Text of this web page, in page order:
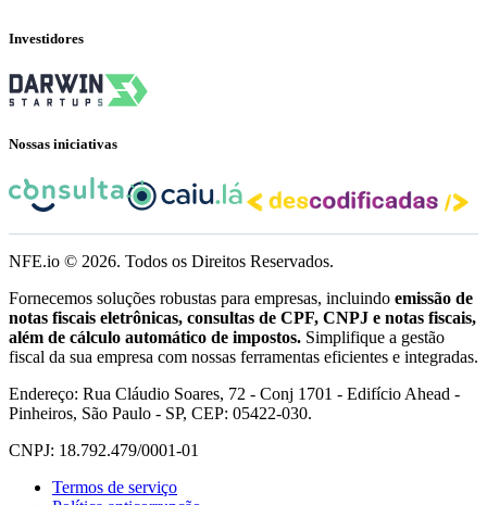
Investidores
Nossas iniciativas
NFE.io © 2026. Todos os Direitos Reservados.
Fornecemos soluções robustas para empresas, incluindo emissão de
notas fiscais eletrônicas, consultas de CPF, CNPJ e notas fiscais,
além de cálculo automático de impostos. Simplifique a gestão
fiscal da sua empresa com nossas ferramentas eficientes e integradas.
Endereço: Rua Cláudio Soares, 72 - Conj 1701 - Edifício Ahead -
Pinheiros, São Paulo - SP, CEP: 05422-030.
CNPJ: 18.792.479/0001-01
Termos de serviço